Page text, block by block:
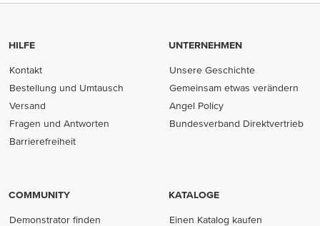
HILFE
Kontakt
Bestellung und Umtausch
Versand
Fragen und Antworten
Barrierefreiheit
UNTERNEHMEN
Unsere Geschichte
Gemeinsam etwas verändern
Angel Policy
Bundesverband Direktvertrieb
COMMUNITY
Demonstrator finden
KATALOGE
Einen Katalog kaufen